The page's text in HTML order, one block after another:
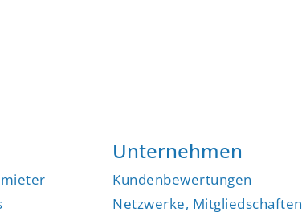
Unternehmen
Kundenbewertungen
Netzwerke, Mitgliedschaften